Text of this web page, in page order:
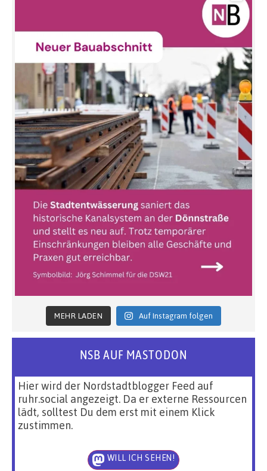
MEHR LADEN Auf Instagram folgen
NSB AUF MASTODON
Hier wird der Nordstadtblogger Feed auf
ruhr.social angezeigt. Da er externe Ressourcen
lädt, solltest Du dem erst mit einem Klick
zustimmen.
WILL ICH SEHEN!